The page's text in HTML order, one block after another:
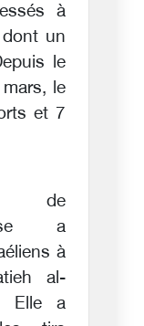
à
un
le
le
et 7
de
a
à
al-
Elle a